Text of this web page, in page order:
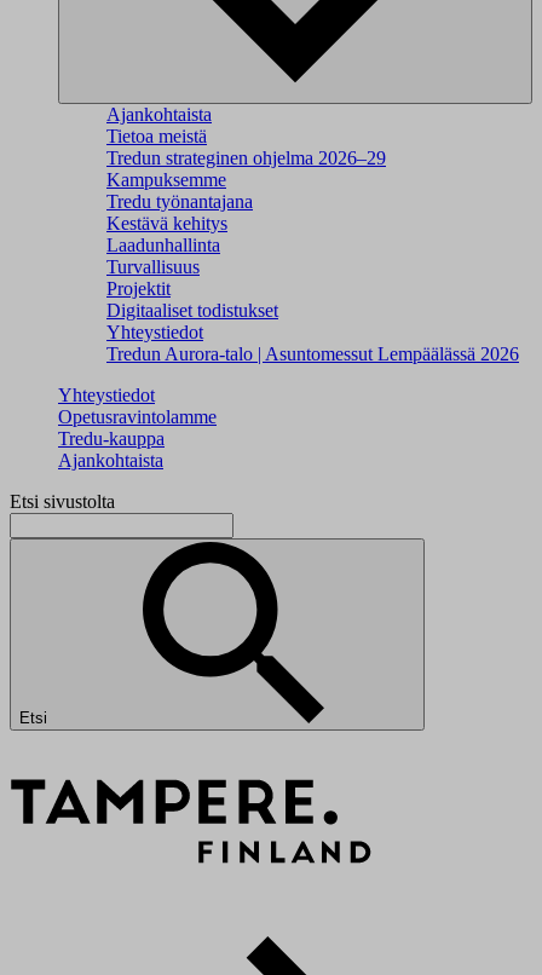
Ajankohtaista
Tietoa meistä
Tredun strateginen ohjelma 2026–29
Kampuksemme
Tredu työnantajana
Kestävä kehitys
Laadunhallinta
Turvallisuus
Projektit
Digitaaliset todistukset
Yhteystiedot
Tredun Aurora-talo | Asuntomessut Lempäälässä 2026
Yhteystiedot
Opetusravintolamme
Tredu-kauppa
Ajankohtaista
Etsi sivustolta
Etsi